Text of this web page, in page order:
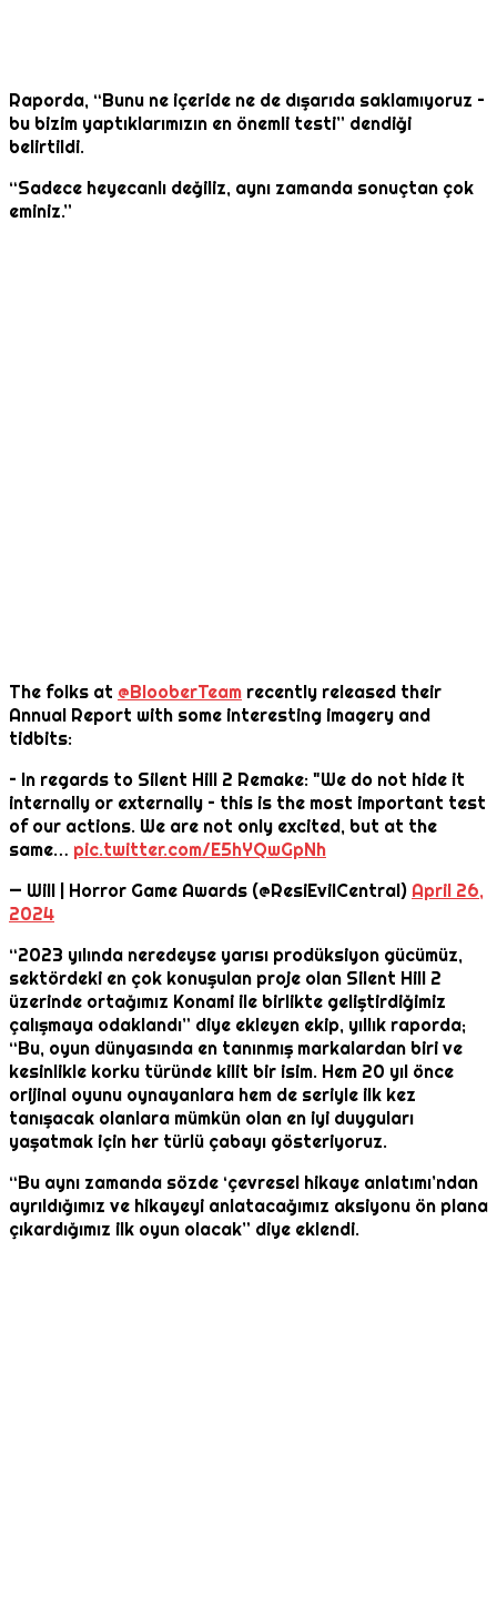
Raporda, “Bunu ne içeride ne de dışarıda saklamıyoruz –
bu bizim yaptıklarımızın en önemli testi” dendiği
belirtildi.
“Sadece heyecanlı değiliz, aynı zamanda sonuçtan çok
eminiz.”
The folks at @BlooberTeam recently released their
Annual Report with some interesting imagery and
tidbits:
– In regards to Silent Hill 2 Remake: "We do not hide it
internally or externally – this is the most important test
of our actions. We are not only excited, but at the
same… pic.twitter.com/E5hYQwGpNh
— Will | Horror Game Awards (@ResiEvilCentral) April 26,
2024
“2023 yılında neredeyse yarısı prodüksiyon gücümüz,
sektördeki en çok konuşulan proje olan Silent Hill 2
üzerinde ortağımız Konami ile birlikte geliştirdiğimiz
çalışmaya odaklandı” diye ekleyen ekip, yıllık raporda;
“Bu, oyun dünyasında en tanınmış markalardan biri ve
kesinlikle korku türünde kilit bir isim. Hem 20 yıl önce
orijinal oyunu oynayanlara hem de seriyle ilk kez
tanışacak olanlara mümkün olan en iyi duyguları
yaşatmak için her türlü çabayı gösteriyoruz.
“Bu aynı zamanda sözde ‘çevresel hikaye anlatımı’ndan
ayrıldığımız ve hikayeyi anlatacağımız aksiyonu ön plana
çıkardığımız ilk oyun olacak” diye eklendi.